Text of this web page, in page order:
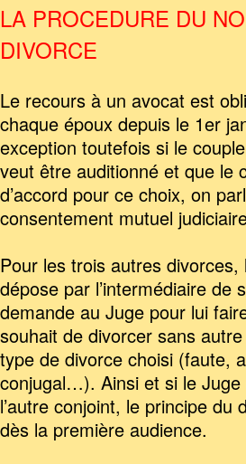
LA PROCEDURE DU
DIVORCE
Le recours à un avocat est
chaque époux depuis le 1er
exception toutefois si le
veut être auditionné et que le
d’accord pour ce choix, on
consentement mutuel
Pour les trois autres divorces,
dépose par l’intermédiaire de
demande au Juge pour lui
souhait de divorcer sans
type de divorce choisi (faute,
conjugal…). Ainsi et si le Juge
l’autre conjoint, le principe du
dès la première audience.